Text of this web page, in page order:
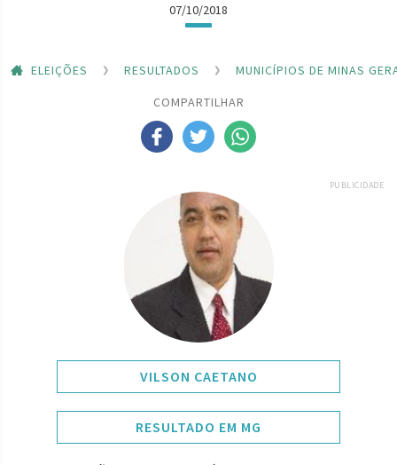
07/10/2018
ELEIÇÕES RESULTADOS
MUNICÍPIOS DE MINAS
COMPARTILHAR
PUBLICIDADE
VILSON CAETANO
RESULTADO EM MG